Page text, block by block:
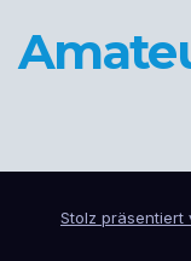
Stolz präsentiert